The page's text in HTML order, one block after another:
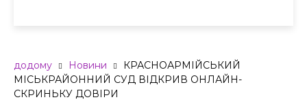
додому Новини
КРАСНОАРМІЙСЬКИЙ
МІСЬКРАЙОННИЙ СУД ВІДКРИВ ОНЛАЙН-
СКРИНЬКУ ДОВІРИ